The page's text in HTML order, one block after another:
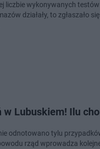
liczbie wykonywanych
działały, to zgłaszało
Lubuskiem! Ilu
odnotowano tylu
rząd wprowadza